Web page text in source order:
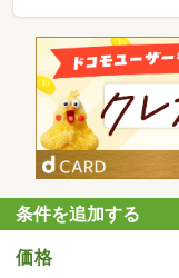
条件を追加する
価格